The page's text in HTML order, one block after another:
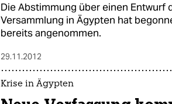
Die Abstimmung über einen Entwurf
Versammlung in Ägypten hat
bereits angenommen.
29.11.2012
Krise in Ägypten